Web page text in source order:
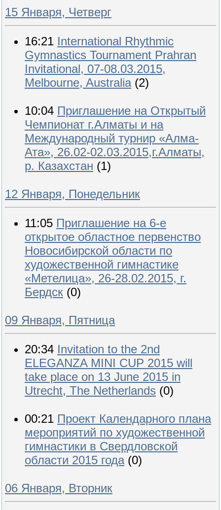
15 Января, Четверг
16:21 International Rhythmic
Gymnastics Tournament Prahran
Invitational, 07-08.03.2015,
Melbourne, Australia (2)
10:04 Приглашение на Открытый
Чемпионат г.Алматы и на
Международный турнир «Алма-
Ата», 26.02-02.03.2015,г.Алматы,
р. Казахстан (1)
12 Января, Понедельник
11:05 Приглашение на 6-е
открытое областное первенство
Новосибирской области по
художественной гимнастике
«Метелица», 26-28.02.2015, г.
Бердск (0)
09 Января, Пятница
20:34 Invitation to the 2nd
ELEGANZA MINI CUP 2015 will
take place on 13 June 2015 in
Utrecht, The Netherlands (0)
00:21 Проект Календарного плана
мероприятий по художественной
гимнастики в Свердловской
области 2015 года (0)
06 Января, Вторник